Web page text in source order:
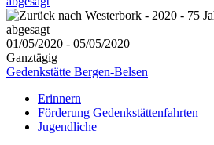
01/05/2020 - 05/05/2020
Ganztägig
Gedenkstätte Bergen-Belsen
Erinnern
Förderung Gedenkstättenfahrten
Jugendliche